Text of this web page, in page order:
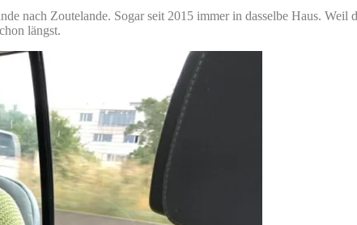
nach Zoutelande. Sogar seit 2015 immer in dasselbe Haus.
längst.